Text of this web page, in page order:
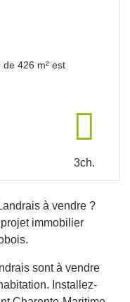
de 426 m² est
3ch.
à vendre ?
immobilier
sont à vendre
Installez-